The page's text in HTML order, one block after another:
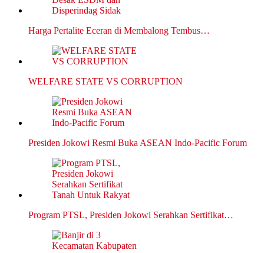
Harga Pertalite Eceran di Membalong Tembus…
WELFARE STATE VS CORRUPTION
Presiden Jokowi Resmi Buka ASEAN Indo-Pacific Forum
Program PTSL, Presiden Jokowi Serahkan Sertifikat…